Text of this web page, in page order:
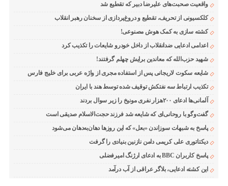
واقعیت صحبت‌های علیرضا دبیر که تقطیع شد
کلکسیونی از تحریف، تقطیع و دروغ‌پردازی از سخنان رهبر انقلاب
کشته سازی به کمک هوش مصنوعی!
اعدامی ادعایی ضدانقلاب از داخل خودرو شایعات را تکذیب کرد
شهید حزب‌الله که معاندین برایش چهلم گرفتند!
شایعه سکوت لاریجانی پس از استفاده مجری از واژه عربی برای خلیج فارس
تکذیب ارتباط سه نفتکش توقیف شده توسط هند با ایران
آلمانی‌ها ادعای ۲۰۰هزار نفری مونیخ را زیر سوال بردند
گفت‌وگو با روحانی‌ای که شایعه شد فرزند حجت‌الاسلام صدیقی است
پاسخ به شبهات سوزاندن «بعل» که این روزها دهان‌به‌دهان می‌شود
دیکتاتوری علی کریمی دامن نازنین بنیادی را گرفت
پاسخ کاربران BBC به ادعای ارژنگ امیرفضلی
این کشته ادعایی، بلاگر عراقی از آب درآمد